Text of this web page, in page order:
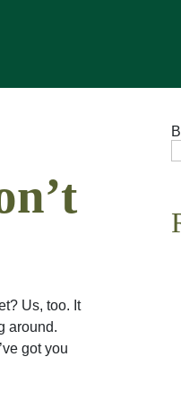
Us, too. It
around.
got you